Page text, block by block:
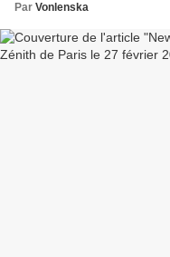
Par Vonlenska